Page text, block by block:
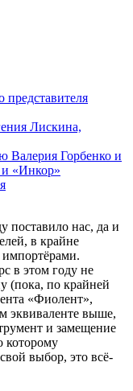
Лискина,
Валерия Горбенко и
«Инкор»
поставило нас, да и
в крайне
в этом году не
(пока, по крайней
«Фиолент»,
эквиваленте выше,
и замещение
которому
выбор, это всё-